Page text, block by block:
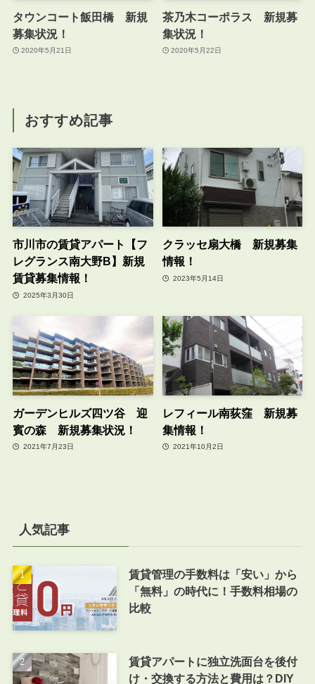
タウンコート飯田橋 新規
募集状況！
2020年5月21日
茶乃木コーポラス 新規募
集状況！
2020年5月22日
おすすめ記事
市川市の賃貸アパート【フ
レグランス南大野B】新規
賃貸募集情報！
2025年3月30日
クラッセ扇大橋 新規募集
情報！
2023年5月14日
ガーデンヒルズ四ツ谷 迎
賓の森 新規募集状況！
2021年7月23日
レフィール南荻窪 新規募
集情報！
2021年10月2日
人気記事
賃貸管理の手数料は「安い」から
「無料」の時代に！手数料相場の
比較
賃貸アパートに独立洗面台を後付
け・交換する方法と費用は？DIY